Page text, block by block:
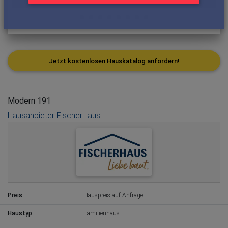
Modern 191
Hausanbieter FischerHaus
Preis Hauspreis auf Anfrage
Haustyp Familienhaus
Jetzt kostenlosen Hauskatalog anfordern!